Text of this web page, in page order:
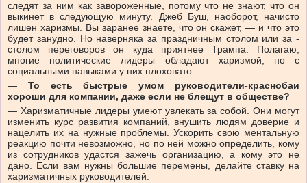
следят за ним как завороженные, потому что не знают, что он
выкинет в следующую минуту. Джеб Буш, наоборот, начисто
лишен харизмы. Вы заранее знаете, что он скажет, — и что это
будет занудно. Но наверняка за ­праздничным столом или за ­
столом переговоров он куда приятнее Трампа. Полагаю,
многие политические лидеры обладают харизмой, но с
социальными ­навыками у них плоховато.
— То есть быстрые умом руководители-краснобаи
хороши для компании, даже если не блещут в обществе?
— Харизматичные лидеры умеют увлекать за собой. Они могут
изменить курс развития компаний, внушить людям доверие и
нацелить их на нужные проблемы. Ускорить свою ментальную
реакцию почти невозможно, но по ней можно определить, кому
из сотрудников удастся зажечь организацию, а кому это не
дано. Если вам нужны большие перемены, делайте ставку на
харизматичных руководителей.